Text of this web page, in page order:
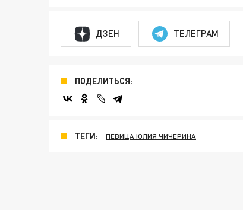
ДЗЕН ТЕЛЕГРАМ
ПОДЕЛИТЬСЯ:
ТЕГИ: ПЕВИЦА ЮЛИЯ ЧИЧЕРИНА